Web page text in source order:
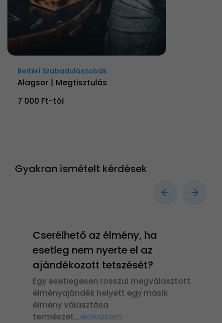
Beltéri Szabadulószobák
Alagsor | Megtisztulás
7 000 Ft-tól
Gyakran ismételt kérdések
Cserélhető az élmény, ha
esetleg nem nyerte el az
ajándékozott tetszését?
Egy esetlegesen rosszul megválasztott
élményajándék helyett egy másik
élmény választása
természet...elolvasom